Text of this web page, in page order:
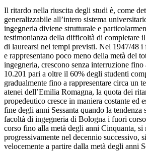
Il ritardo nella riuscita degli studi è, come
generalizzabile all’intero sistema
ingegneria diviene strutturale e
testimonianza della difficoltà di completare
di laurearsi nei tempi previsti. Nel 1947/48 i
e rappresentano poco meno della metà del
ingegneria, crescono senza interruzione
10.201 pari a oltre il 60% degli studenti
gradualmente fino a rappresentare circa un
atenei dell’Emilia Romagna, la quota dei
propedeutico cresce in maniera costante ed
fine degli anni Sessanta quando la tendenza
facoltà di ingegneria di Bologna i fuori
corso fino alla metà degli anni Cinquanta, si
progressivamente nel decennio successivo,
velocemente a partire dalla metà degli anni